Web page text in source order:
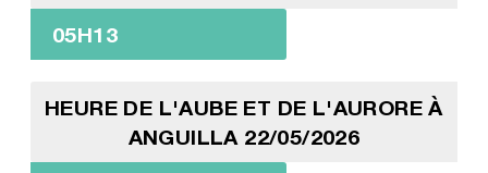
05H13
HEURE DE L'AUBE ET DE L'AURORE À
ANGUILLA 22/05/2026